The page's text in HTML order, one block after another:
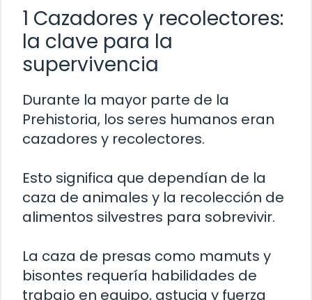
1 Cazadores y recolectores:
la clave para la
supervivencia
Durante la mayor parte de la
Prehistoria, los seres humanos eran
cazadores y recolectores.
Esto significa que dependían de la
caza de animales y la recolección de
alimentos silvestres para sobrevivir.
La caza de presas como mamuts y
bisontes requería habilidades de
trabajo en equipo, astucia y fuerza